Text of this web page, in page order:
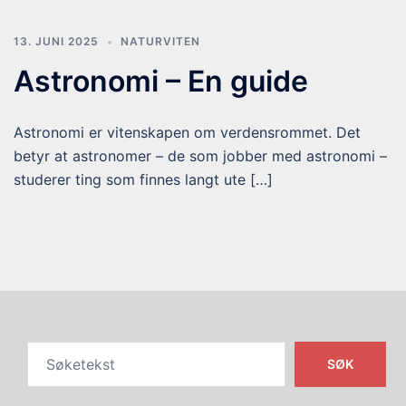
13. JUNI 2025 NATURVITEN
Astronomi – En guide
Astronomi er vitenskapen om verdensrommet. Det
betyr at astronomer – de som jobber med astronomi –
studerer ting som finnes langt ute […]
SØK